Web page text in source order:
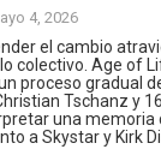
4, 2026
el cambio
colectivo. Age of
proceso gradual
Tschanz y
una memoria
a Skystar y Kirk